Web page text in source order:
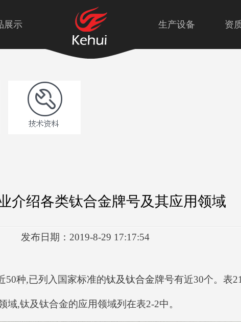
展示 生产设备 资
介绍各类钛合金牌号及其应用领域
发布日期：2019-8-29 17:17:54
50种,已列入国家标准的钛及钛合金牌号有近30个。表
,钛及钛合金的应用领域列在表2-2中。